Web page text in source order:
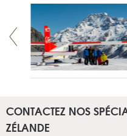
CONTACTEZ NOS
ZÉLANDE